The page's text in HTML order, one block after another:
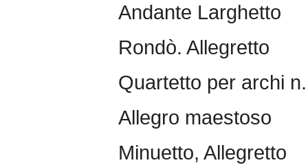
Andante Larghetto
Rondò. Allegretto
Quartetto per archi
Allegro maestoso
Minuetto, Allegretto